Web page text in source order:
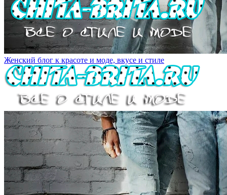
Женский блог к красоте и моде, вкусе и стиле